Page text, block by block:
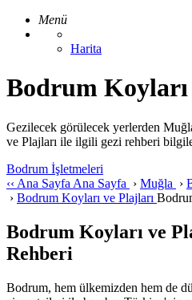
Menü
Harita
Bodrum
Gezilecek görülecek yerlerden
ve Plajları ile ilgili gezi rehberi
Bodrum İşletmeleri
‹‹ Ana Sayfa Ana Sayfa › Muğla ›
› Bodrum Koyları ve Plajları
Bodrum Koyları ve
Rehberi
Bodrum, hem ülkemizden hem de